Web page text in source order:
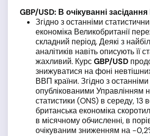
GBP/USD: В очікуванні
Згідно з останніми
економіка Великобританії
складний період. Деякі з
аналітиків навіть описують її
жахливий. КурсGBP/USD
знижуватися на фоні
ВВП країни. Згідно з
опублікованими Управлінням
статистики (ONS) в середу, 13
британська економіка
в місячному обчисленні, в
очікуваним зниженням на -